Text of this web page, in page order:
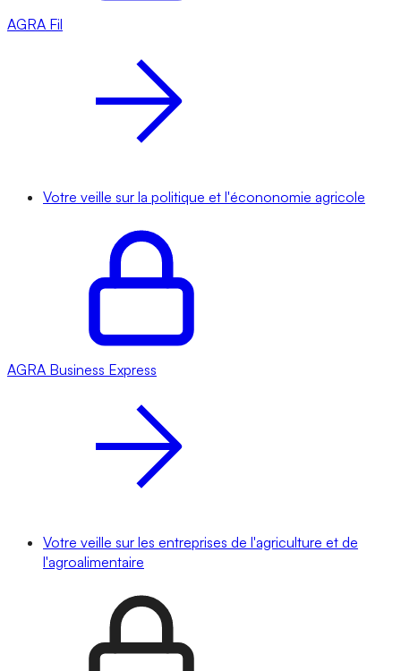
AGRA Fil
Votre veille sur la politique et l'écononomie agricole
AGRA Business Express
Votre veille sur les entreprises de l'agriculture et de
l'agroalimentaire